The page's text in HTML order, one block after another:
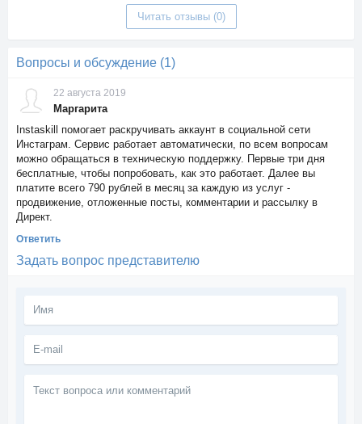
Читать отзывы (0)
Вопросы и обсуждение (1)
22 августа 2019
Маргарита
Instaskill помогает раскручивать аккаунт в социальной сети
Инстаграм. Сервис работает автоматически, по всем вопросам
можно обращаться в техническую поддержку. Первые три дня
бесплатные, чтобы попробовать, как это работает. Далее вы
платите всего 790 рублей в месяц за каждую из услуг -
продвижение, отложенные посты, комментарии и рассылку в
Директ.
Ответить
Задать вопрос представителю
вопроса